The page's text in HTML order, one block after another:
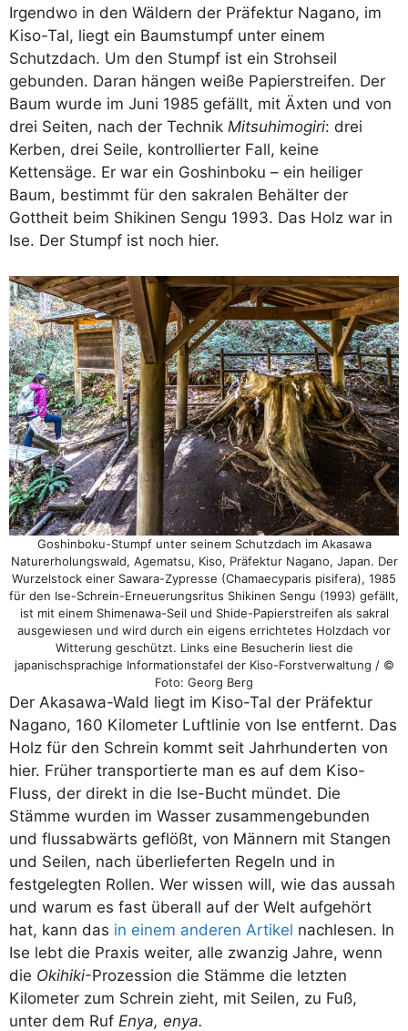
Irgendwo in den Wäldern der Präfektur Nagano, im
Kiso-Tal, liegt ein Baumstumpf unter einem
Schutzdach. Um den Stumpf ist ein Strohseil
gebunden. Daran hängen weiße Papierstreifen. Der
Baum wurde im Juni 1985 gefällt, mit Äxten und von
drei Seiten, nach der Technik Mitsuhimogiri: drei
Kerben, drei Seile, kontrollierter Fall, keine
Kettensäge. Er war ein Goshinboku – ein heiliger
Baum, bestimmt für den sakralen Behälter der
Gottheit beim Shikinen Sengu 1993. Das Holz war in
Ise. Der Stumpf ist noch hier.
Goshinboku-Stumpf unter seinem Schutzdach im Akasawa
Naturerholungswald, Agematsu, Kiso, Präfektur Nagano, Japan. Der
Wurzelstock einer Sawara-Zypresse (Chamaecyparis pisifera), 1985
für den Ise-Schrein-Erneuerungsritus Shikinen Sengu (1993) gefällt,
ist mit einem Shimenawa-Seil und Shide-Papierstreifen als sakral
ausgewiesen und wird durch ein eigens errichtetes Holzdach vor
Witterung geschützt. Links eine Besucherin liest die
japanischsprachige Informationstafel der Kiso-Forstverwaltung / ©
Foto: Georg Berg
Der Akasawa-Wald liegt im Kiso-Tal der Präfektur
Nagano, 160 Kilometer Luftlinie von Ise entfernt. Das
Holz für den Schrein kommt seit Jahrhunderten von
hier. Früher transportierte man es auf dem Kiso-
Fluss, der direkt in die Ise-Bucht mündet. Die
Stämme wurden im Wasser zusammengebunden
und flussabwärts geflößt, von Männern mit Stangen
und Seilen, nach überlieferten Regeln und in
festgelegten Rollen. Wer wissen will, wie das aussah
und warum es fast überall auf der Welt aufgehört
hat, kann das in einem anderen Artikel nachlesen. In
Ise lebt die Praxis weiter, alle zwanzig Jahre, wenn
die Okihiki-Prozession die Stämme die letzten
Kilometer zum Schrein zieht, mit Seilen, zu Fuß,
unter dem Ruf Enya, enya.